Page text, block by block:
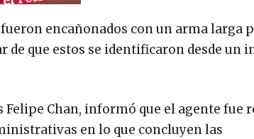
encañonados con un arma larga
de que estos se identificaron desde un
Chan, informó que el agente fue
en lo que concluyen las